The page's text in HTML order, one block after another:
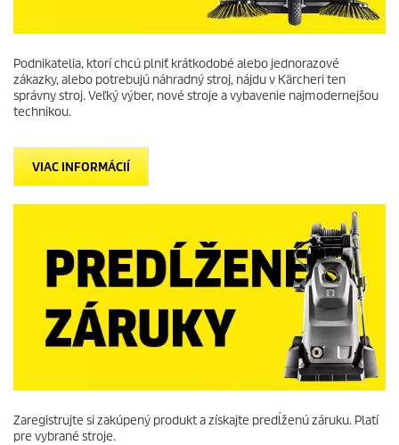
Podnikatelia, ktorí chcú plniť krátkodobé alebo jednorazové
zákazky, alebo potrebujú náhradný stroj, nájdu v Kärcheri ten
správny stroj. Veľký výber, nové stroje a vybavenie najmodernejšou
technikou.
VIAC INFORMÁCIÍ
Zaregistrujte si zakúpený produkt a získajte predĺženú záruku. Platí
pre vybrané stroje.